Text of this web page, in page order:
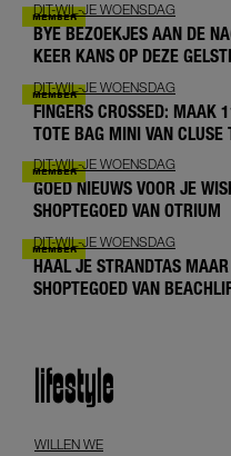
DIT-WIL-JE WOENSDAG
BYE BEZOEKJES AAN DE
KEER KANS OP DEZE
DIT-WIL-JE WOENSDAG
FINGERS CROSSED: MAAK
TOTE BAG MINI VAN CLUSE
DIT-WIL-JE WOENSDAG
GOED NIEUWS VOOR JE
SHOPTEGOED VAN OTRIUM
DIT-WIL-JE WOENSDAG
HAAL JE STRANDTAS
SHOPTEGOED VAN
lifestyle
WILLEN WE